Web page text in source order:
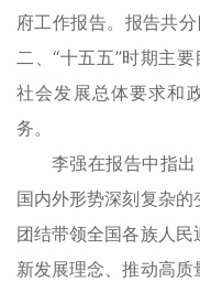
府工作报告。报告共
二、“十五五”时期主
社会发展总体要求和
务。
李强在报告中指
国内外形势深刻复杂
团结带领全国各族人
新发展理念、推动高